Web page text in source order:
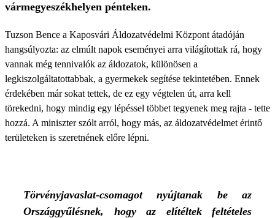
vármegyeszékhelyen pénteken.
Tuzson Bence a Kaposvári Áldozatvédelmi Központ átadóján
hangsúlyozta: az elmúlt napok eseményei arra világítottak rá, hogy
vannak még tennivalók az áldozatok, különösen a
legkiszolgáltatottabbak, a gyermekek segítése tekintetében. Ennek
érdekében már sokat tettek, de ez egy végtelen út, arra kell
törekedni, hogy mindig egy lépéssel többet tegyenek meg rajta - tette
hozzá. A miniszter szólt arról, hogy más, az áldozatvédelmet érintő
területeken is szeretnének előre lépni.
Törvényjavaslat-csomagot nyújtanak be az
Országgyűlésnek, hogy az elítéltek feltételes